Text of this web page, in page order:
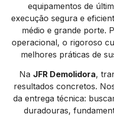
equipamentos de
execução segura e
médio e grande porte.
operacional, o rigoroso
melhores práticas de
Na JFR Demolidora,
resultados concretos.
da entrega técnica:
duradouras,